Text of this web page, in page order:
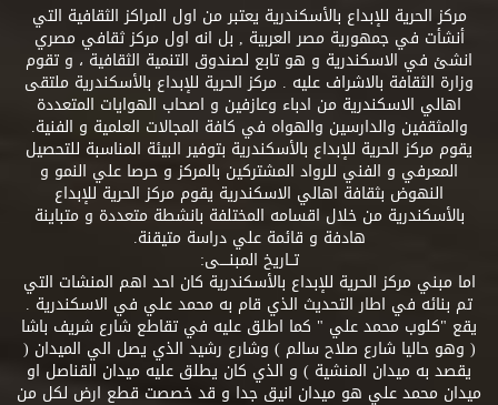
مركز الحرية للإبداع بالأسكندرية يعتبر من اول المراكز الثقافية التي
أنشأت في جمهورية مصر العربية , بل انه اول مركز ثقافي مصري
انشئ في الاسكندرية و هو تابع لصندوق التنمية الثقافية ، و تقوم
وزارة الثقافة بالاشراف عليه . مركز الحرية للإبداع بالأسكندرية ملتقى
اهالي الاسكندرية من ادباء وعازفين و اصحاب الهوايات المتعددة
والمثقفين والدارسين والهواه في كافة المجالات العلمية و الفنية.
يقوم مركز الحرية للإبداع بالأسكندرية بتوفير البيئة المناسبة للتحصيل
المعرفي و الفني للرواد المشتركين بالمركز و حرصا علي النمو و
النهوض بثقافة اهالي الاسكندرية يقوم مركز الحرية للإبداع
بالأسكندرية من خلال اقسامه المختلفة بانشطة متعددة و متباينة
هادفة و قائمة علي دراسة متيقنة.
تــاريخ المبنــــى:
اما مبني مركز الحرية للإبداع بالأسكندرية كان احد اهم المنشات التي
تم بنائه في اطار التحديث الذي قام به محمد علي في الاسكندرية .
يقع "كلوب محمد علي " كما اطلق عليه في تقاطع شارع شريف باشا
( وهو حاليا شارع صلاح سالم ) وشارع رشيد الذي يصل الي الميدان (
يقصد به ميدان المنشية ) و الذي كان يطلق عليه ميدان القناصل او
ميدان محمد علي هو ميدان انيق جدا و قد خصصت قطع ارض لكل من